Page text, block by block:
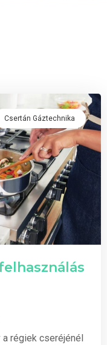
Csertán Gáztechnika
régiek cseréjénél